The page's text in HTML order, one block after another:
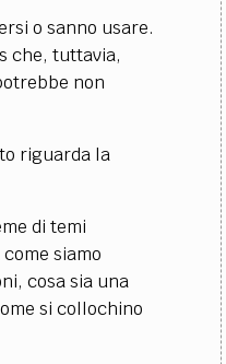
o sanno usare.
che, tuttavia,
non
riguarda la
di temi
siamo
cosa sia una
si collochino